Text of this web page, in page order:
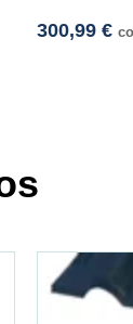
300,99 €